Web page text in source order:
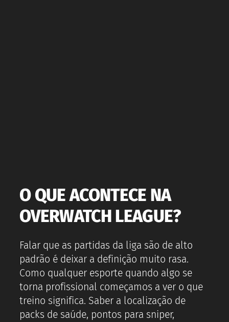
O QUE ACONTECE NA
OVERWATCH LEAGUE?
Falar que as partidas da liga são de alto
padrão é deixar a definição muito rasa.
Como qualquer esporte quando algo se
torna profissional começamos a ver o que
treino significa. Saber a localização de
packs de saúde, pontos para sniper,